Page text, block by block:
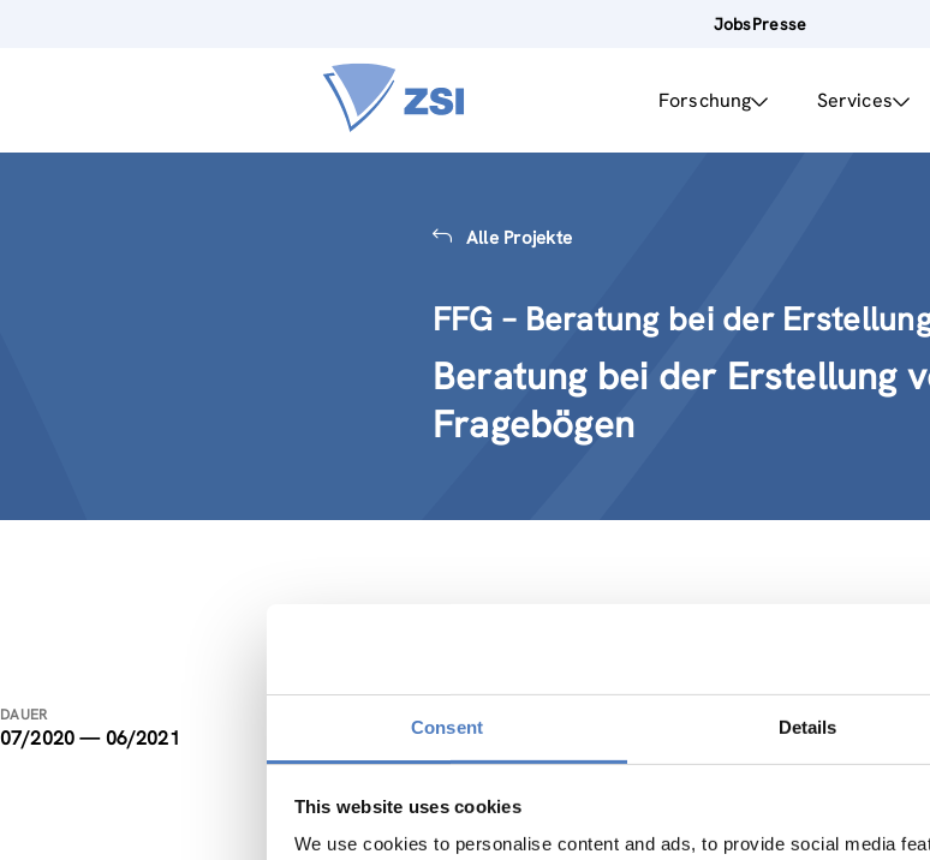
Consent Details
This website uses cookies
We use cookies to personalise content and ads, to provide social media
JobsPresse
Forschung Services
Alle Projekte
FFG – Beratung bei der
Beratung bei der Erstellung
Fragebögen
DAUER
07/2020 — 06/2021
Beratung bei der Erstellung
Die Österreichische
Weiterentwicklung eines dieser Programme befragt
Entwicklung und Testung der eingesetzten